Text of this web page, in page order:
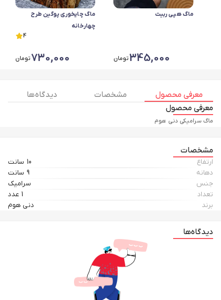
ماگ هپی ربیت
345,000تومان
ماگ چایخوری پوگین طرح
چهارخانه
4
730,000تومان
معرفی محصول مشخصات
دیدگاه ها
معرفی محصول
ماگ سرامیکی دنی هوم
مشخصات
ارتفاع
10 سانت
دهانه
9 سانت
جنس
سرامیک
تعداد
1 عدد
برند
دنی هوم
دیدگاه‌ها